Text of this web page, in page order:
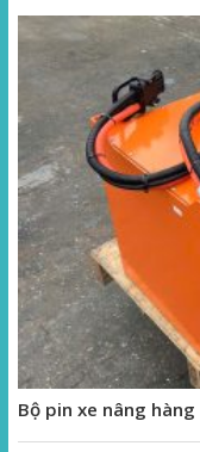
Bộ pin xe nâng hàng